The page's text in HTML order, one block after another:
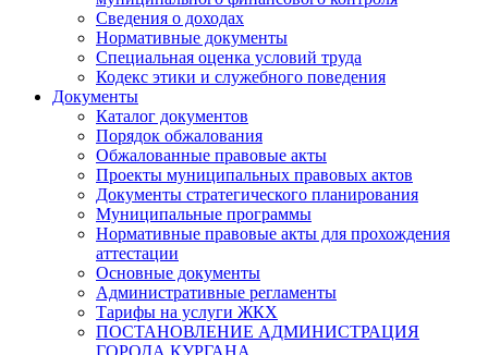
Сведения о доходах
Нормативные документы
Специальная оценка условий труда
Кодекс этики и служебного поведения
Документы
Каталог документов
Порядок обжалования
Обжалованные правовые акты
Проекты муниципальных правовых актов
Документы стратегического планирования
Муниципальные программы
Нормативные правовые акты для прохождения
аттестации
Основные документы
Административные регламенты
Тарифы на услуги ЖКХ
ПОСТАНОВЛЕНИЕ АДМИНИСТРАЦИЯ
ГОРОДА КУРГАНА